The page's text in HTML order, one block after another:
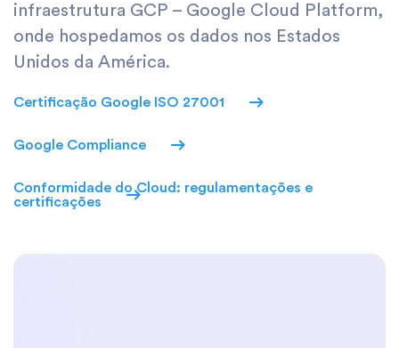
infraestrutura GCP – Google Cloud Platform,
onde hospedamos os dados nos Estados
Unidos da América.
Certificação Google ISO 27001
Google Compliance
Conformidade do Cloud: regulamentações e
certificações